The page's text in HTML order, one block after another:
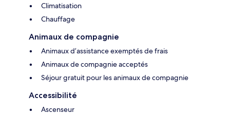
Climatisation
Chauffage
Animaux de compagnie
Animaux d’assistance exemptés de frais
Animaux de compagnie acceptés
Séjour gratuit pour les animaux de compagnie
Accessibilité
Ascenseur